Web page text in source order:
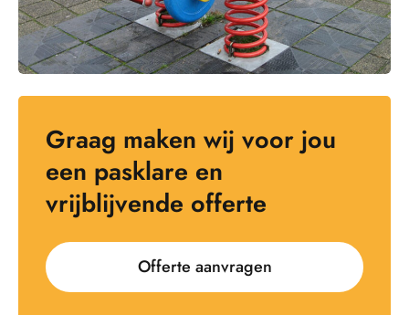
Graag maken wij voor jou
een pasklare en
vrijblijvende offerte
Offerte aanvragen